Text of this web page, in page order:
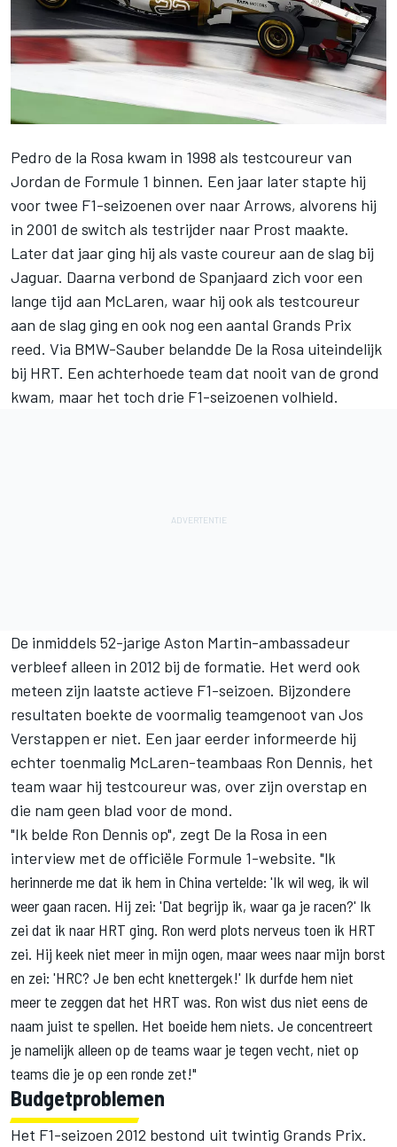
Pedro de la Rosa kwam in 1998 als testcoureur van
Jordan de Formule 1 binnen. Een jaar later stapte hij
voor twee F1-seizoenen over naar Arrows, alvorens hij
in 2001 de switch als testrijder naar Prost maakte.
Later dat jaar ging hij als vaste coureur aan de slag bij
Jaguar. Daarna verbond de Spanjaard zich voor een
lange tijd aan McLaren, waar hij ook als testcoureur
aan de slag ging en ook nog een aantal Grands Prix
reed. Via BMW-Sauber belandde De la Rosa uiteindelijk
bij HRT. Een achterhoede team dat nooit van de grond
kwam, maar het toch drie F1-seizoenen volhield.
De inmiddels 52-jarige Aston Martin-ambassadeur
verbleef alleen in 2012 bij de formatie. Het werd ook
meteen zijn laatste actieve F1-seizoen. Bijzondere
resultaten boekte de voormalig teamgenoot van Jos
Verstappen er niet. Een jaar eerder informeerde hij
echter toenmalig McLaren-teambaas Ron Dennis, het
team waar hij testcoureur was, over zijn overstap en
die nam geen blad voor de mond.
"Ik belde Ron Dennis op", zegt De la Rosa in een
interview met de officiële Formule 1-website. "Ik
herinnerde me dat ik hem in China vertelde: 'Ik wil weg, ik wil
weer gaan racen. Hij zei: 'Dat begrijp ik, waar ga je racen?' Ik
zei dat ik naar HRT ging. Ron werd plots nerveus toen ik HRT
zei. Hij keek niet meer in mijn ogen, maar wees naar mijn borst
en zei: 'HRC? Je ben echt knettergek!' Ik durfde hem niet
meer te zeggen dat het HRT was. Ron wist dus niet eens de
naam juist te spellen. Het boeide hem niets. Je concentreert
je namelijk alleen op de teams waar je tegen vecht, niet op
teams die je op een ronde zet!"
Budgetproblemen
Het F1-seizoen 2012 bestond uit twintig Grands Prix.